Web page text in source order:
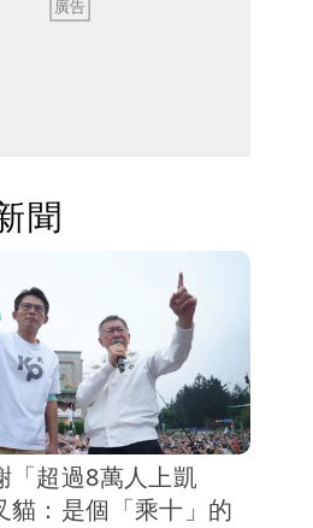
聞
「超過8萬人上凱
：是個「乘十」的